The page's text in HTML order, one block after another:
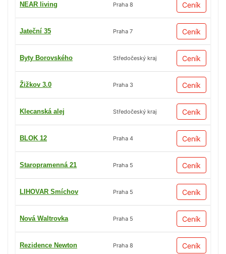
NEAR living Praha 8 Ceník
Jateční 35 Praha 7 Ceník
Byty Borovského Středočeský kraj Ceník
Žižkov 3.0 Praha 3 Ceník
Klecanská alej Středočeský kraj Ceník
BLOK 12 Praha 4 Ceník
Staropramenná 21 Praha 5 Ceník
LIHOVAR Smíchov Praha 5 Ceník
Nová Waltrovka Praha 5 Ceník
Rezidence Newton Praha 8 Ceník